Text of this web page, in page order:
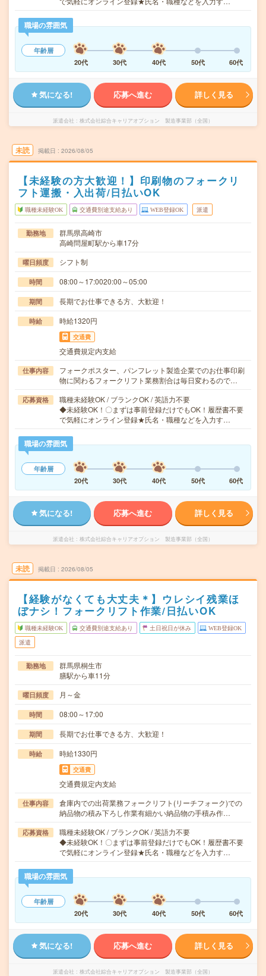
職場の雰囲気
年齢層
20代
30代 40代 50代 60代
気になる! 応募へ進む 詳しく見る
派遣会社 株式会社綜合キャリアオプション 製造事業部（全国）
未読 掲載日 2026/08/05
【未経験の方大歓迎！】印刷物のフォークリ
フト運搬・入出荷/日払いOK
職種未経験OK 交通費別途支給あり WEB登録OK 派遣
勤務地
群馬県高崎市
高崎問屋町駅から車17分
曜日頻度 シフト制
時間 08:00～17:0020:00～05:00
期間 長期でお仕事できる方、大歓迎！
時給 時給1320円
交通費
交通費規定内支給
仕事内容
フォークポスター、パンフレット製造企業でのお仕事印刷
物に関わるフォークリフト業務割合は毎日変わるので…
応募資格
職種未経験OK / ブランクOK / 英語力不要
◆未経験OK！〇まずは事前登録だけでもOK！履歴書不要
で気軽にオンライン登録★氏名・職種などを入力す…
職場の雰囲気
年齢層
20代
30代 40代 50代 60代
気になる! 応募へ進む 詳しく見る
派遣会社 株式会社綜合キャリアオプション 製造事業部（全国）
未読 掲載日 2026/08/05
【経験がなくても大丈夫＊】ウレシイ残業ほ
ぼナシ！フォークリフト作業/日払いOK
職種未経験OK 交通費別途支給あり 土日祝日が休み WEB登録OK
派遣
勤務地
群馬県桐生市
膳駅から車11分
曜日頻度 月～金
時間 08:00～17:00
期間 長期でお仕事できる方、大歓迎！
時給 時給1330円
交通費
交通費規定内支給
仕事内容
倉庫内での出荷業務フォークリフト(リーチフォーク)での
納品物の積み下ろし作業有細かい納品物の手積み作…
応募資格
職種未経験OK / ブランクOK / 英語力不要
◆未経験OK！〇まずは事前登録だけでもOK！履歴書不要
で気軽にオンライン登録★氏名・職種などを入力す…
職場の雰囲気
年齢層
20代
30代 40代 50代 60代
気になる! 応募へ進む 詳しく見る
派遣会社 株式会社綜合キャリアオプション 製造事業部（全国）